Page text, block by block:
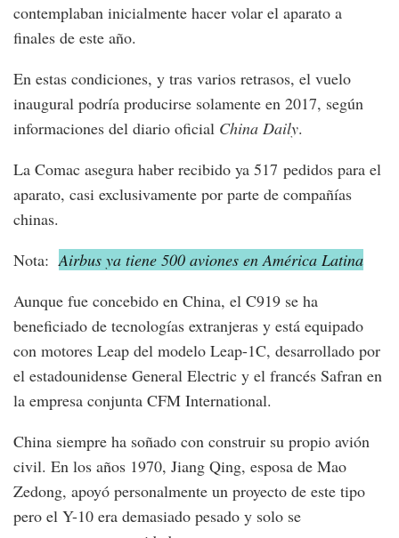
contemplaban inicialmente hacer volar el aparato a
finales de este año.
En estas condiciones, y tras varios retrasos, el vuelo
inaugural podría producirse solamente en 2017, según
informaciones del diario oficial China Daily.
La Comac asegura haber recibido ya 517 pedidos para el
aparato, casi exclusivamente por parte de compañías
chinas.
Nota: Airbus ya tiene 500 aviones en América Latina
Aunque fue concebido en China, el C919 se ha
beneficiado de tecnologías extranjeras y está equipado
con motores Leap del modelo Leap-1C, desarrollado por
el estadounidense General Electric y el francés Safran en
la empresa conjunta CFM International.
China siempre ha soñado con construir su propio avión
civil. En los años 1970, Jiang Qing, esposa de Mao
Zedong, apoyó personalmente un proyecto de este tipo
pero el Y-10 era demasiado pesado y solo se